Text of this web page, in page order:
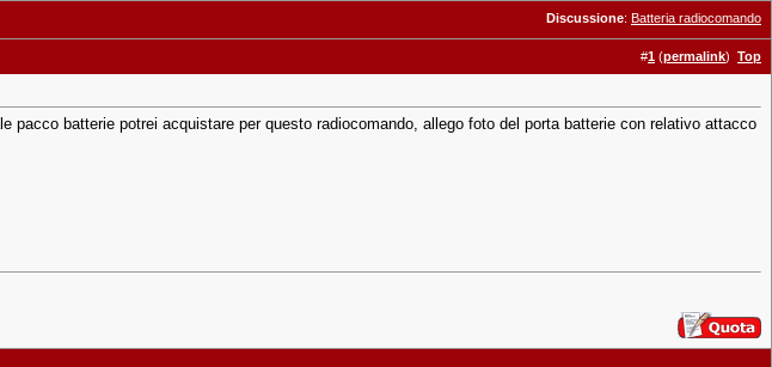
Discussione: Batteria radiocomando
#1 (permalink) Top
batterie potrei acquistare per questo radiocomando, allego foto del porta batterie con relativo attacco